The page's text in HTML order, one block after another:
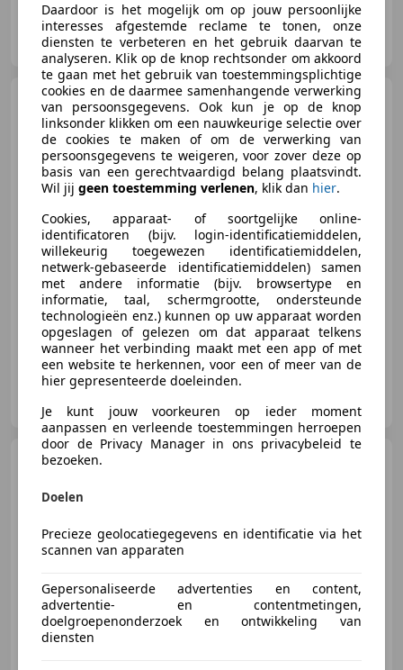
AP Car Store B.V.
NL-5705 DK HELMOND
Skoda Fabia 1.0 TSI Monte
Carlo
02/2024 90.327 km Benzine
81 kW (110 PK)
AP Car Store B.V.
NL-5705 DK HELMOND
01/2020
Daardoor is het mogelijk om op jouw persoonlijke
interesses afgestemde reclame te tonen, onze
diensten te verbeteren en het gebruik daarvan te
analyseren. Klik op de knop rechtsonder om akkoord
te gaan met het gebruik van toestemmingsplichtige
cookies en de daarmee samenhangende verwerking
van persoonsgegevens. Ook kun je op de knop
linksonder klikken om een nauwkeurige selectie over
de cookies te maken of om de verwerking van
persoonsgegevens te weigeren, voor zover deze op
basis van een gerechtvaardigd belang plaatsvindt.
Wil jij geen toestemming verlenen, klik dan hier.
Cookies, apparaat- of soortgelijke online-
identificatoren (bijv. login-identificatiemiddelen,
willekeurig toegewezen identificatiemiddelen,
netwerk-gebaseerde identificatiemiddelen) samen
met andere informatie (bijv. browsertype en
informatie, taal, schermgrootte, ondersteunde
technologieën enz.) kunnen op uw apparaat worden
opgeslagen of gelezen om dat apparaat telkens
wanneer het verbinding maakt met een app of met
een website te herkennen, voor een of meer van de
hier gepresenteerde doeleinden.
Je kunt jouw voorkeuren op ieder moment
aanpassen en verleende toestemmingen herroepen
door de Privacy Manager in ons privacybeleid te
bezoeken.
Doelen
Precieze geolocatiegegevens en identificatie via het
scannen van apparaten
Gepersonaliseerde advertenties en content,
advertentie- en contentmetingen,
doelgroepenonderzoek en ontwikkeling van
diensten